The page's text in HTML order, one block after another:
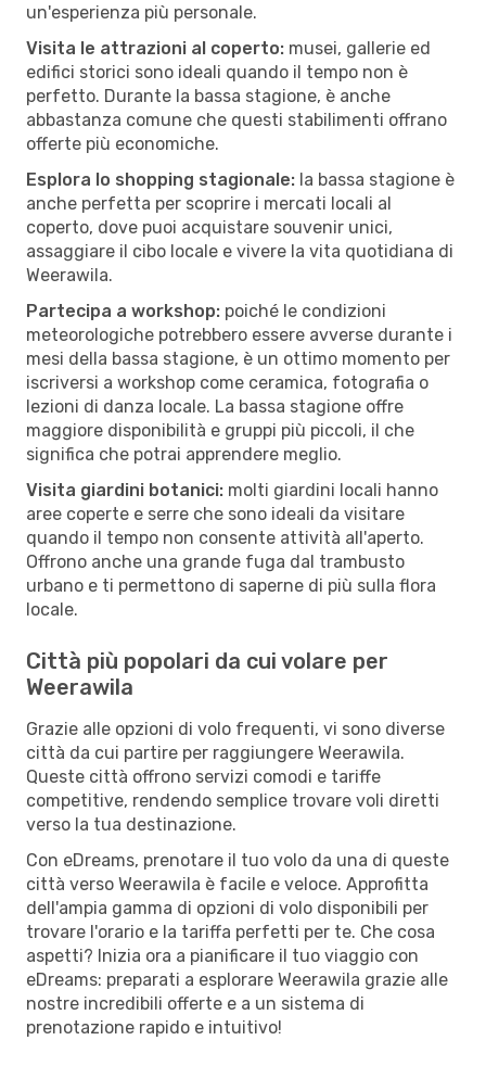
un'esperienza più personale.
Visita le attrazioni al coperto: musei, gallerie ed
edifici storici sono ideali quando il tempo non è
perfetto. Durante la bassa stagione, è anche
abbastanza comune che questi stabilimenti offrano
offerte più economiche.
Esplora lo shopping stagionale: la bassa stagione è
anche perfetta per scoprire i mercati locali al
coperto, dove puoi acquistare souvenir unici,
assaggiare il cibo locale e vivere la vita quotidiana di
Weerawila.
Partecipa a workshop: poiché le condizioni
meteorologiche potrebbero essere avverse durante i
mesi della bassa stagione, è un ottimo momento per
iscriversi a workshop come ceramica, fotografia o
lezioni di danza locale. La bassa stagione offre
maggiore disponibilità e gruppi più piccoli, il che
significa che potrai apprendere meglio.
Visita giardini botanici: molti giardini locali hanno
aree coperte e serre che sono ideali da visitare
quando il tempo non consente attività all'aperto.
Offrono anche una grande fuga dal trambusto
urbano e ti permettono di saperne di più sulla flora
locale.
Città più popolari da cui volare per
Weerawila
Grazie alle opzioni di volo frequenti, vi sono diverse
città da cui partire per raggiungere Weerawila.
Queste città offrono servizi comodi e tariffe
competitive, rendendo semplice trovare voli diretti
verso la tua destinazione.
Con eDreams, prenotare il tuo volo da una di queste
città verso Weerawila è facile e veloce. Approfitta
dell'ampia gamma di opzioni di volo disponibili per
trovare l'orario e la tariffa perfetti per te. Che cosa
aspetti? Inizia ora a pianificare il tuo viaggio con
eDreams: preparati a esplorare Weerawila grazie alle
nostre incredibili offerte e a un sistema di
prenotazione rapido e intuitivo!